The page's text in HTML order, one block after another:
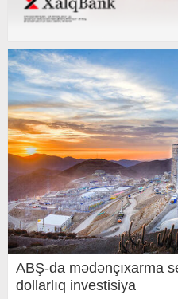
ABŞ-da mədənçıxarma
dollarlıq investisiya